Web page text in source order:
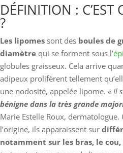
DÉFINITION :
?
Les lipomes sont des boules de
diamètre qui se forment sous l’
globules graisseux. Cela arrive
adipeux prolifèrent tellement
une nodosité, appelée lipome. « Il
bénigne dans la très grande
Marie Estelle Roux,
l’origine, ils apparaissent sur
notamment sur les bras, le